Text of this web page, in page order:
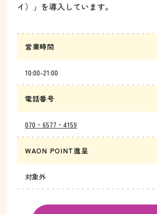
イ）」を導入しています。
営業時間
10:00-21:00
電話番号
070‐6577‐4159
WAON POINT進呈
対象外